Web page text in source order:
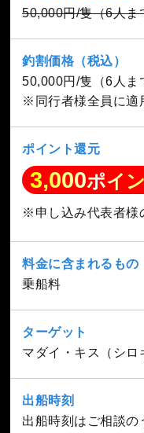
50,000円/隻（6人ま
釣割価格（税込）
50,000円/隻（6人ま
※同行者様全員に適
ポイント還元
3,000ポイ
※申し込み代表者様
料金に含まれるもの
乗船料
ターゲット
マダイ・キス（シロ
出船時刻
出船時刻はご相談の